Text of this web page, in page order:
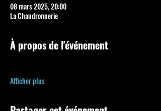
08 mars 2025, 20:00
La Chaudronnerie
À propos de l'événement
Afficher plus